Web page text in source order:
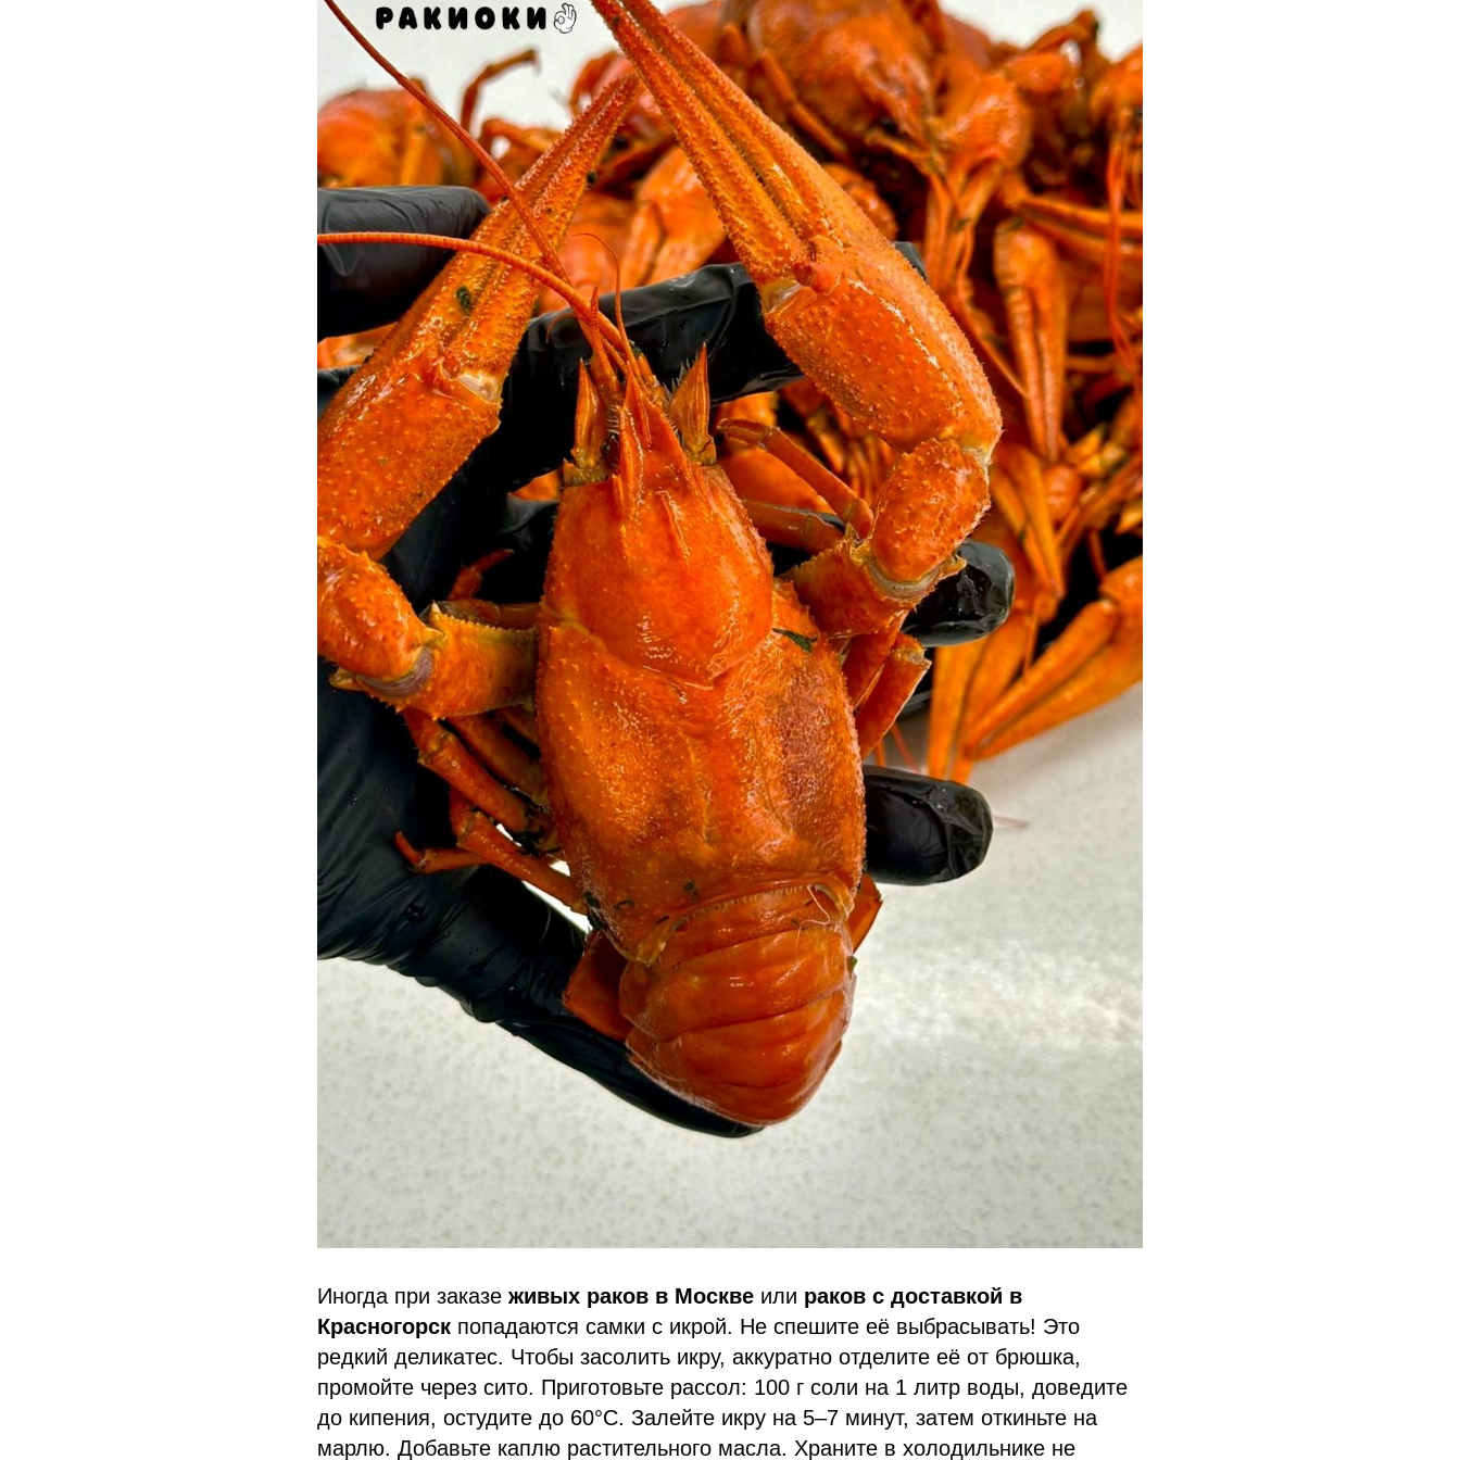
Иногда при заказе живых раков в Москве или раков с доставкой в
Красногорск попадаются самки с икрой. Не спешите её выбрасывать! Это
редкий деликатес. Чтобы засолить икру, аккуратно отделите её от брюшка,
промойте через сито. Приготовьте рассол: 100 г соли на 1 литр воды, доведите
до кипения, остудите до 60°C. Залейте икру на 5–7 минут, затем откиньте на
марлю. Добавьте каплю растительного масла. Храните в холодильнике не